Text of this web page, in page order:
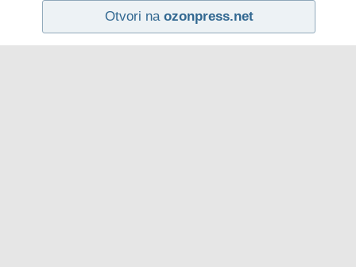
Otvori na ozonpress.net